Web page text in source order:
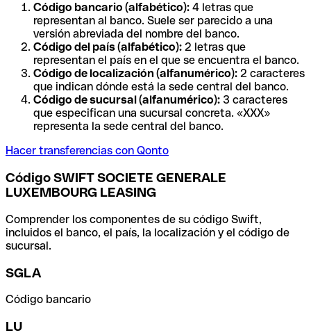
Código bancario (alfabético): 4 letras que
representan al banco. Suele ser parecido a una
versión abreviada del nombre del banco.
Código del país (alfabético): 2 letras que
representan el país en el que se encuentra el banco.
Código de localización (alfanumérico): 2 caracteres
que indican dónde está la sede central del banco.
Código de sucursal (alfanumérico): 3 caracteres
que especifican una sucursal concreta. «XXX»
representa la sede central del banco.
Hacer transferencias con Qonto
Código SWIFT SOCIETE GENERALE
LUXEMBOURG LEASING
Comprender los componentes de su código Swift,
incluidos el banco, el país, la localización y el código de
sucursal.
SGLA
Código bancario
LU